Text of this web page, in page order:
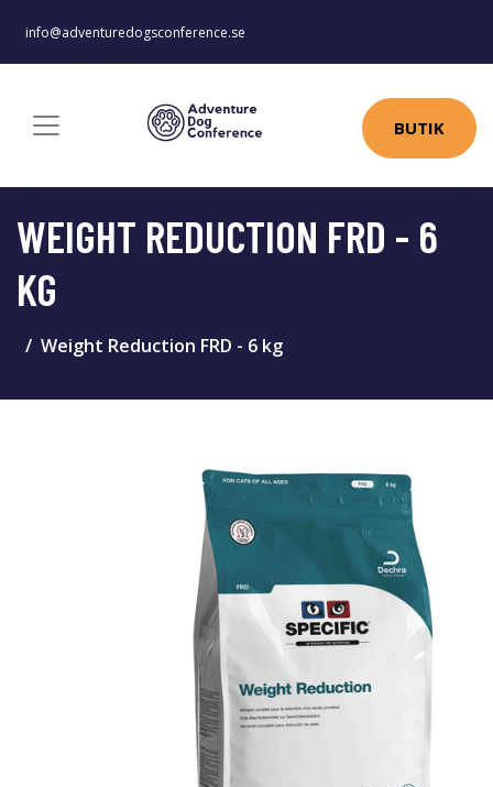
info@adventuredogsconference.se
BUTIK
WEIGHT REDUCTION FRD - 6
KG
Weight Reduction FRD - 6 kg